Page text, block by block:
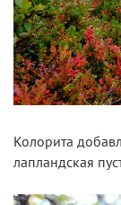
Колорита
лапландская